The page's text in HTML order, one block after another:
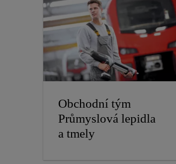
Obchodní tým
Průmyslová lepidla
a tmely